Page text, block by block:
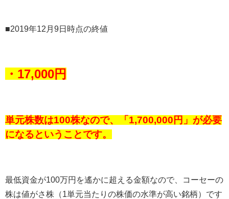
■2019年12 月 9日時点の終値
・17,000円
単元株数は100株なので、「1,700,000円」が必要
になるということです。
最低資金が100万円を遙かに超える金額なので、コーセーの
株は値がさ株（1 単元当たりの株価の水準が高い銘柄）です